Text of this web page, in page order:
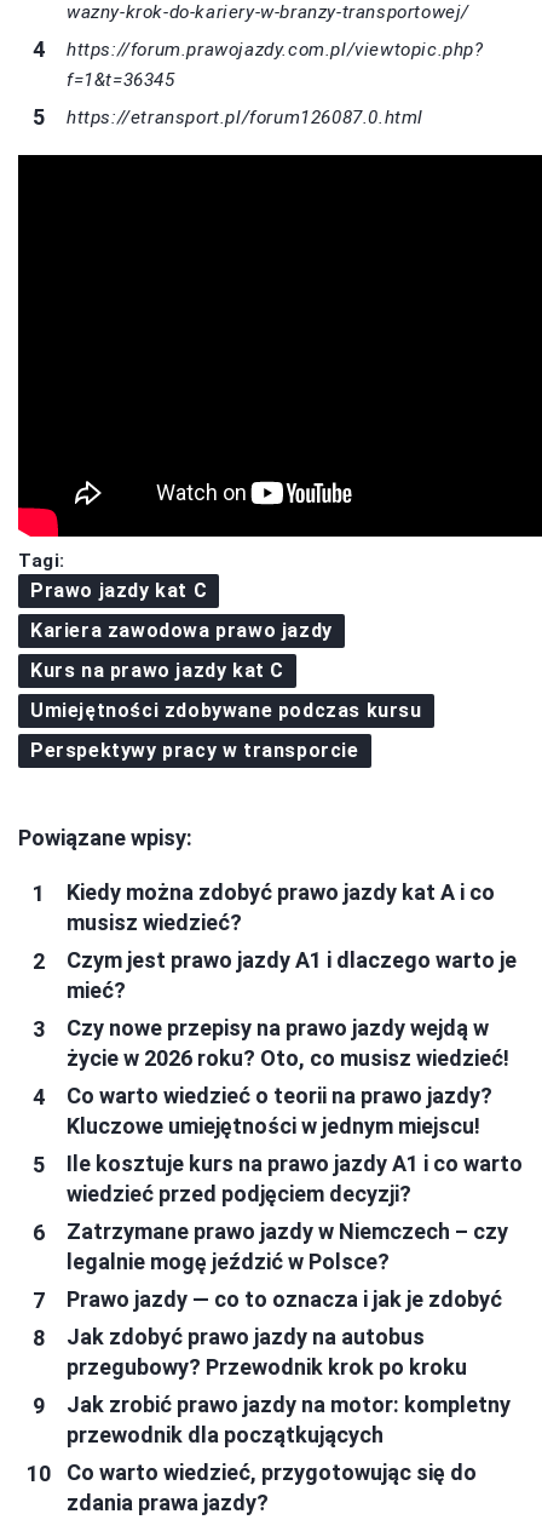
wazny-krok-do-kariery-w-branzy-transportowej/
https://forum.prawojazdy.com.pl/viewtopic.php?
f=1&t=36345
https://etransport.pl/forum126087.0.html
Tagi:
Prawo jazdy kat C
Kariera zawodowa prawo jazdy
Kurs na prawo jazdy kat C
Umiejętności zdobywane podczas kursu
Perspektywy pracy w transporcie
Powiązane wpisy:
Kiedy można zdobyć prawo jazdy kat A i co
musisz wiedzieć?
Czym jest prawo jazdy A1 i dlaczego warto je
mieć?
Czy nowe przepisy na prawo jazdy wejdą w
życie w 2026 roku? Oto, co musisz wiedzieć!
Co warto wiedzieć o teorii na prawo jazdy?
Kluczowe umiejętności w jednym miejscu!
Ile kosztuje kurs na prawo jazdy A1 i co warto
wiedzieć przed podjęciem decyzji?
Zatrzymane prawo jazdy w Niemczech – czy
legalnie mogę jeździć w Polsce?
Prawo jazdy — co to oznacza i jak je zdobyć
Jak zdobyć prawo jazdy na autobus
przegubowy? Przewodnik krok po kroku
Jak zrobić prawo jazdy na motor: kompletny
przewodnik dla początkujących
Co warto wiedzieć, przygotowując się do
zdania prawa jazdy?